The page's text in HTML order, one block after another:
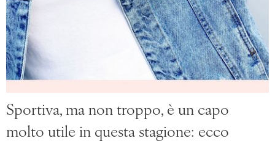
Sportiva, ma non troppo, è un capo
molto utile in questa stagione: ecco